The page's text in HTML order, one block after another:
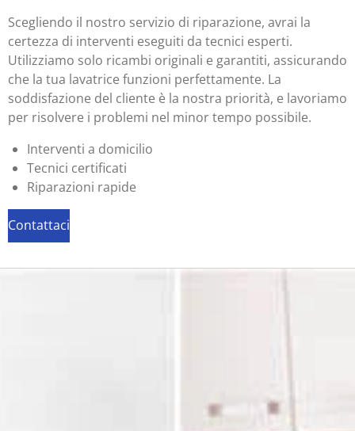
Scegliendo il nostro servizio di riparazione, avrai la
certezza di interventi eseguiti da tecnici esperti.
Utilizziamo solo ricambi originali e garantiti, assicurando
che la tua lavatrice funzioni perfettamente. La
soddisfazione del cliente è la nostra priorità, e lavoriamo
per risolvere i problemi nel minor tempo possibile.
Interventi a domicilio
Tecnici certificati
Riparazioni rapide
Contattaci